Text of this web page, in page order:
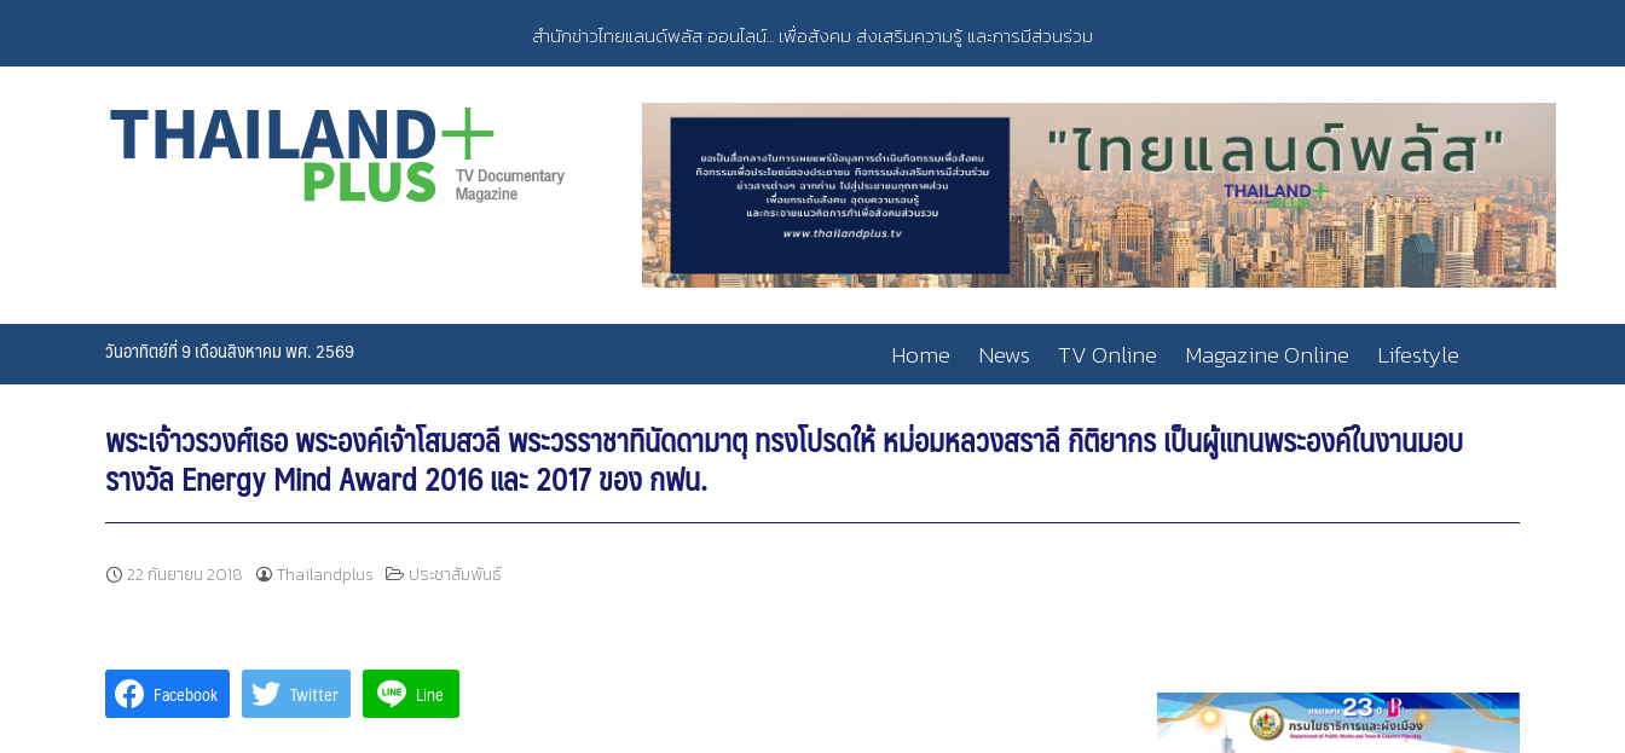
content
สำนักข่าวไทยแลนด์พลัส ออนไลน์... เพื่อสังคม ส่งเสริมความรู้ และการมีส่วนร่วม
วันอาทิตย์ที่ 9 เดือนสิงหาคม พศ. 2569 Home News TV Online Magazine Online Lifestyle
พระเจ้าวรวงศ์เธอ พระองค์เจ้าโสมสวลี พระวรราชาทินัดดามาตุ ทรงโปรดให้ หม่อมหลวงสราลี กิติยากร เป็นผู้แทนพระองค์ในงานมอบ
รางวัล Energy Mind Award 2016 และ 2017 ของ กฟน.
22 กันยายน 2018 Thailandplus ประชาสัมพันธ์
Facebook Twitter Line